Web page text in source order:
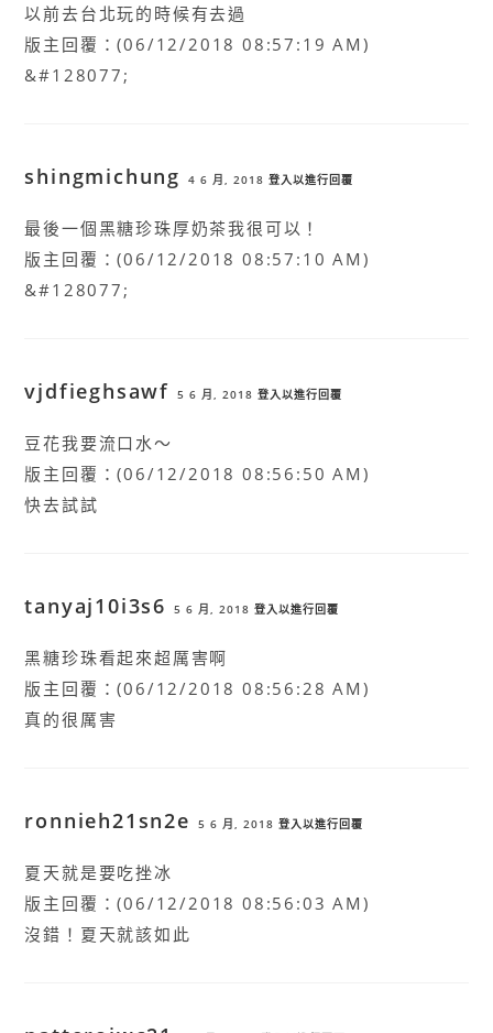
以前去台北玩的時候有去過
版主回覆：(06/12/2018 08:57:19 AM)
&#128077;
shingmichung 4 6 月, 2018 登入以進行回覆
最後一個黑糖珍珠厚奶茶我很可以！
版主回覆：(06/12/2018 08:57:10 AM)
&#128077;
vjdfieghsawf 5 6 月, 2018 登入以進行回覆
豆花我要流口水～
版主回覆：(06/12/2018 08:56:50 AM)
快去試試
tanyaj10i3s6 5 6 月, 2018 登入以進行回覆
黑糖珍珠看起來超厲害啊
版主回覆：(06/12/2018 08:56:28 AM)
真的很厲害
ronnieh21sn2e 5 6 月, 2018 登入以進行回覆
夏天就是要吃挫冰
版主回覆：(06/12/2018 08:56:03 AM)
沒錯！夏天就該如此